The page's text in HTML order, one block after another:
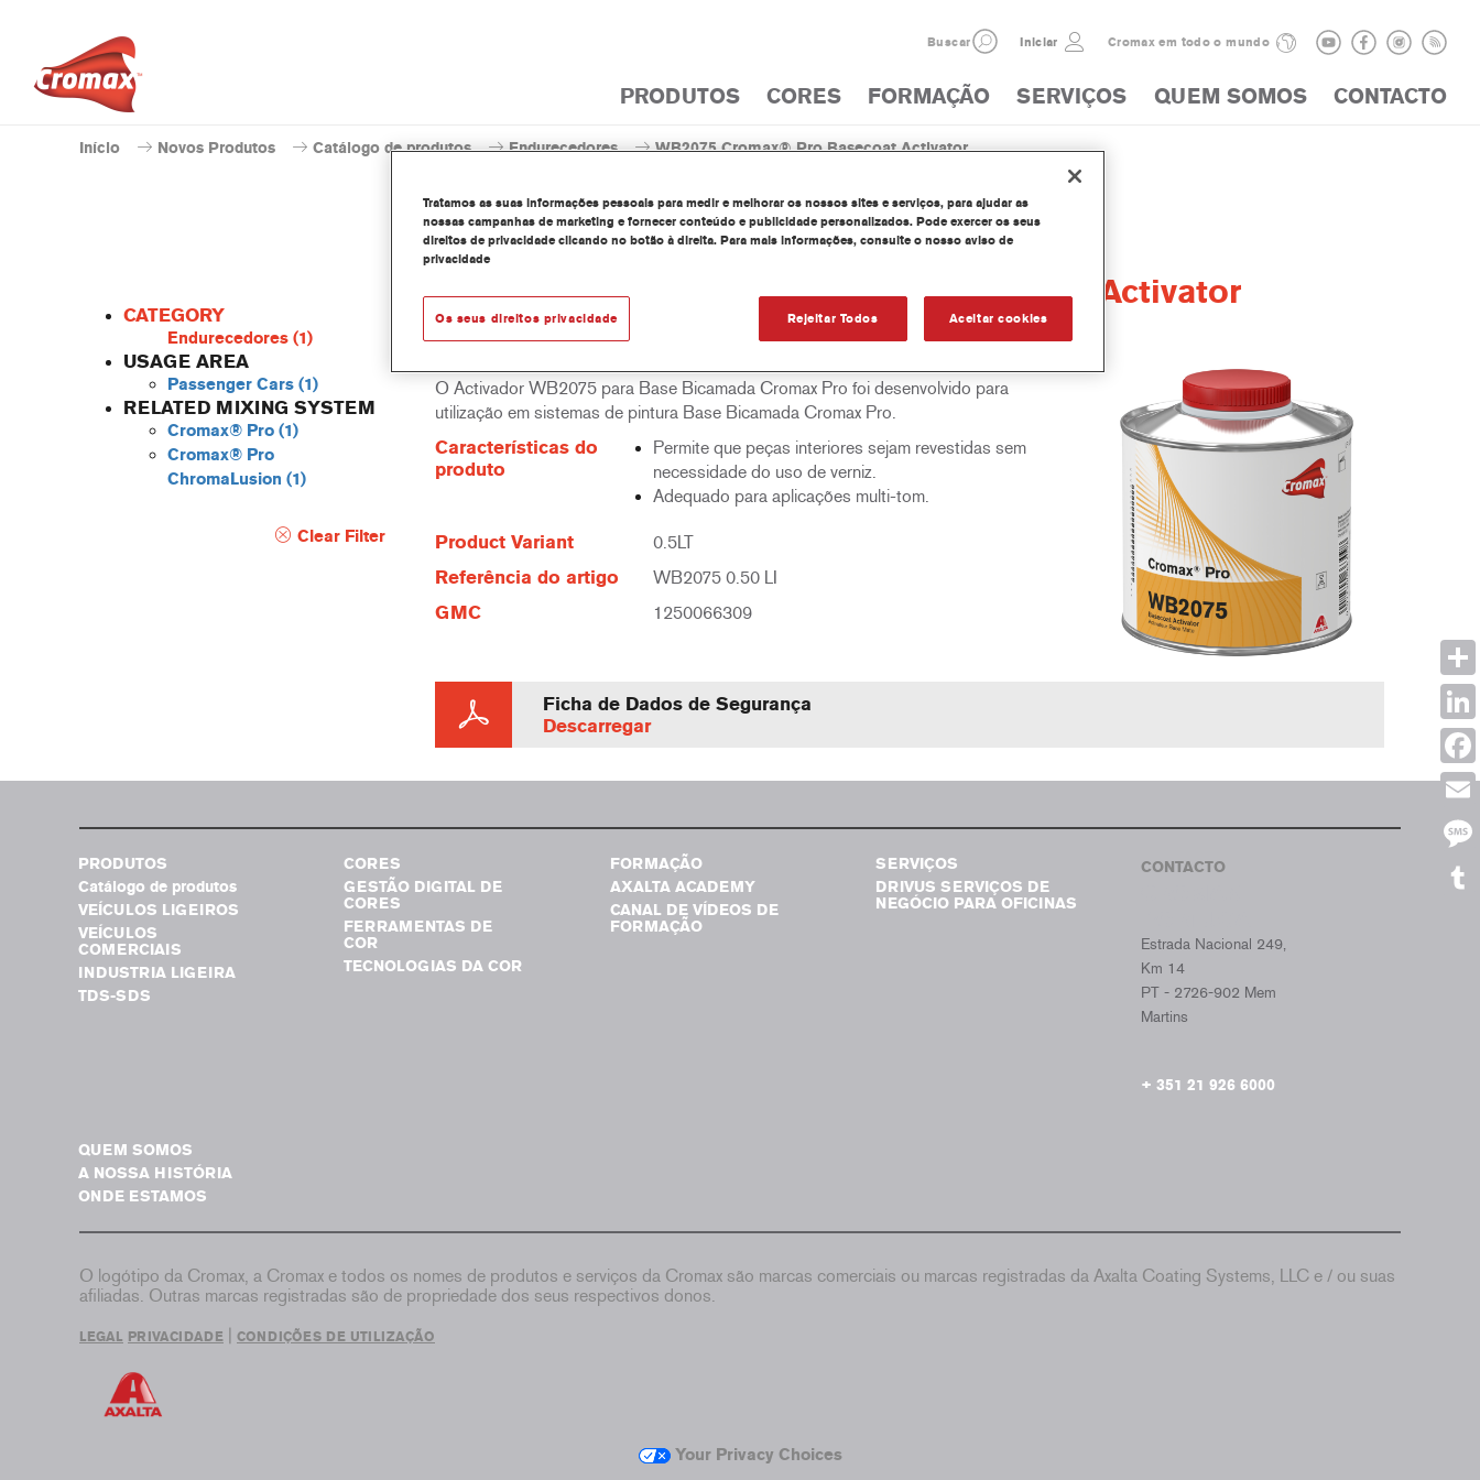
Buscar Iniciar Cromax em todo o mundo
PRODUTOS CORES FORMAÇÃO SERVIÇOS QUEM SOMOS CONTACTO
Início Novos Produtos Catálogo de produtos Endurecedores WB2075 Cromax® Pro Basecoat Activator
CATEGORY
Endurecedores (1)
USAGE AREA
Passenger Cars (1)
RELATED MIXING SYSTEM
Cromax® Pro (1)
Cromax® Pro
ChromaLusion (1)
Clear Filter
WB2075 Cromax® Pro Basecoat Activator
O Activador WB2075 para Base Bicamada Cromax Pro foi desenvolvido para
utilização em sistemas de pintura Base Bicamada Cromax Pro.
Características do
produto
Permite que peças interiores sejam revestidas sem
necessidade do uso de verniz.
Adequado para aplicações multi-tom.
Product Variant 0.5LT
Referência do artigo WB2075 0.50 LI
GMC 1250066309
Ficha de Dados de Segurança
Descarregar
PRODUTOS
Catálogo de produtos
VEÍCULOS LIGEIROS
VEÍCULOS
COMERCIAIS
INDUSTRIA LIGEIRA
TDS-SDS
CORES
GESTÃO DIGITAL DE
CORES
FERRAMENTAS DE
COR
TECNOLOGIAS DA COR
FORMAÇÃO
AXALTA ACADEMY
CANAL DE VÍDEOS DE
FORMAÇÃO
SERVIÇOS
DRIVUS SERVIÇOS DE
NEGÓCIO PARA OFICINAS
QUEM SOMOS
A NOSSA HISTÓRIA
ONDE ESTAMOS
CONTACTO
Estrada Nacional 249,
Km 14
PT - 2726-902 Mem
Martins
+ 351 21 926 6000
O logótipo da Cromax, a Cromax e todos os nomes de produtos e serviços da Cromax são marcas comerciais ou marcas registradas da Axalta Coating Systems, LLC e / ou suas
afiliadas. Outras marcas registradas são de propriedade dos seus respectivos donos.
LEGAL PRIVACIDADE CONDIÇÕES DE UTILIZAÇÃO
Your Privacy Choices
Tratamos as suas informações pessoais para medir e melhorar os nossos sites e serviços, para ajudar as
nossas campanhas de marketing e fornecer conteúdo e publicidade personalizados. Pode exercer os seus
direitos de privacidade clicando no botão à direita. Para mais informações, consulte o nosso aviso de
privacidade
Rejeitar Todos Aceitar cookies
Os seus direitos privacidade